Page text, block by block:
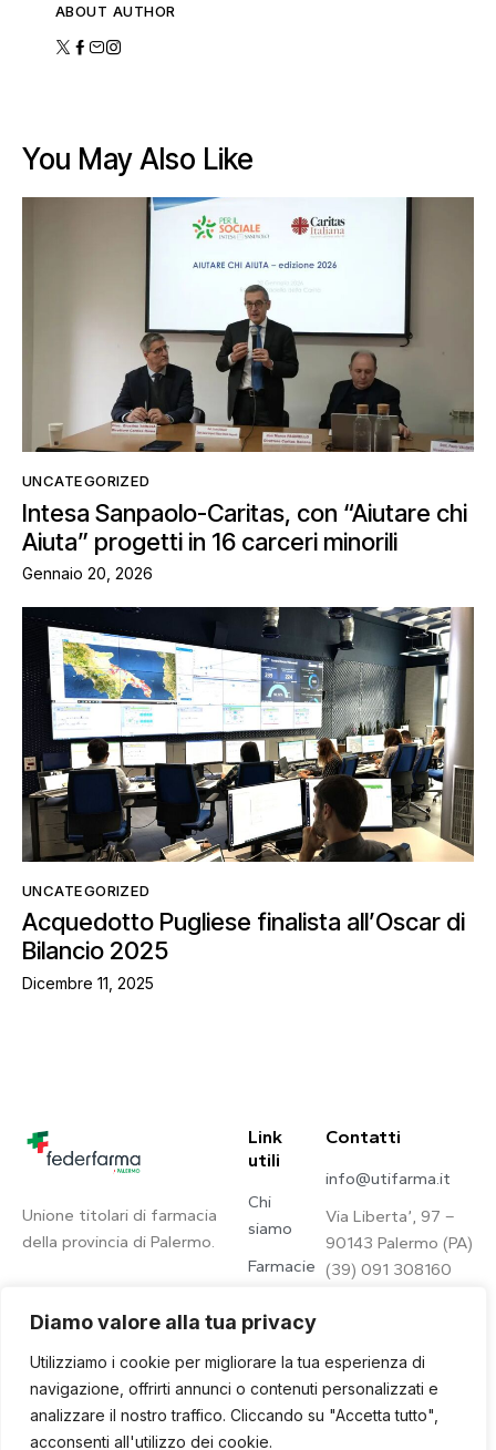
Diamo valore alla tua privacy
Utilizziamo i cookie per migliorare la tua esperienza di
navigazione, offrirti annunci o contenuti personalizzati e
analizzare il nostro traffico. Cliccando su "Accetta tutto",
acconsenti all'utilizzo dei cookie.
ABOUT AUTHOR
You May Also Like
UNCATEGORIZED
Intesa Sanpaolo-Caritas, con “Aiutare chi
Aiuta” progetti in 16 carceri minorili
Gennaio 20, 2026
UNCATEGORIZED
Acquedotto Pugliese finalista all’Oscar di
Bilancio 2025
Dicembre 11, 2025
Unione titolari di farmacia
della provincia di Palermo.
Link
utili
Chi
siamo
Farmacie
Policy
Contatti
info@utifarma.it
Via Liberta’, 97 –
90143 Palermo (PA)
(39) 091 308160